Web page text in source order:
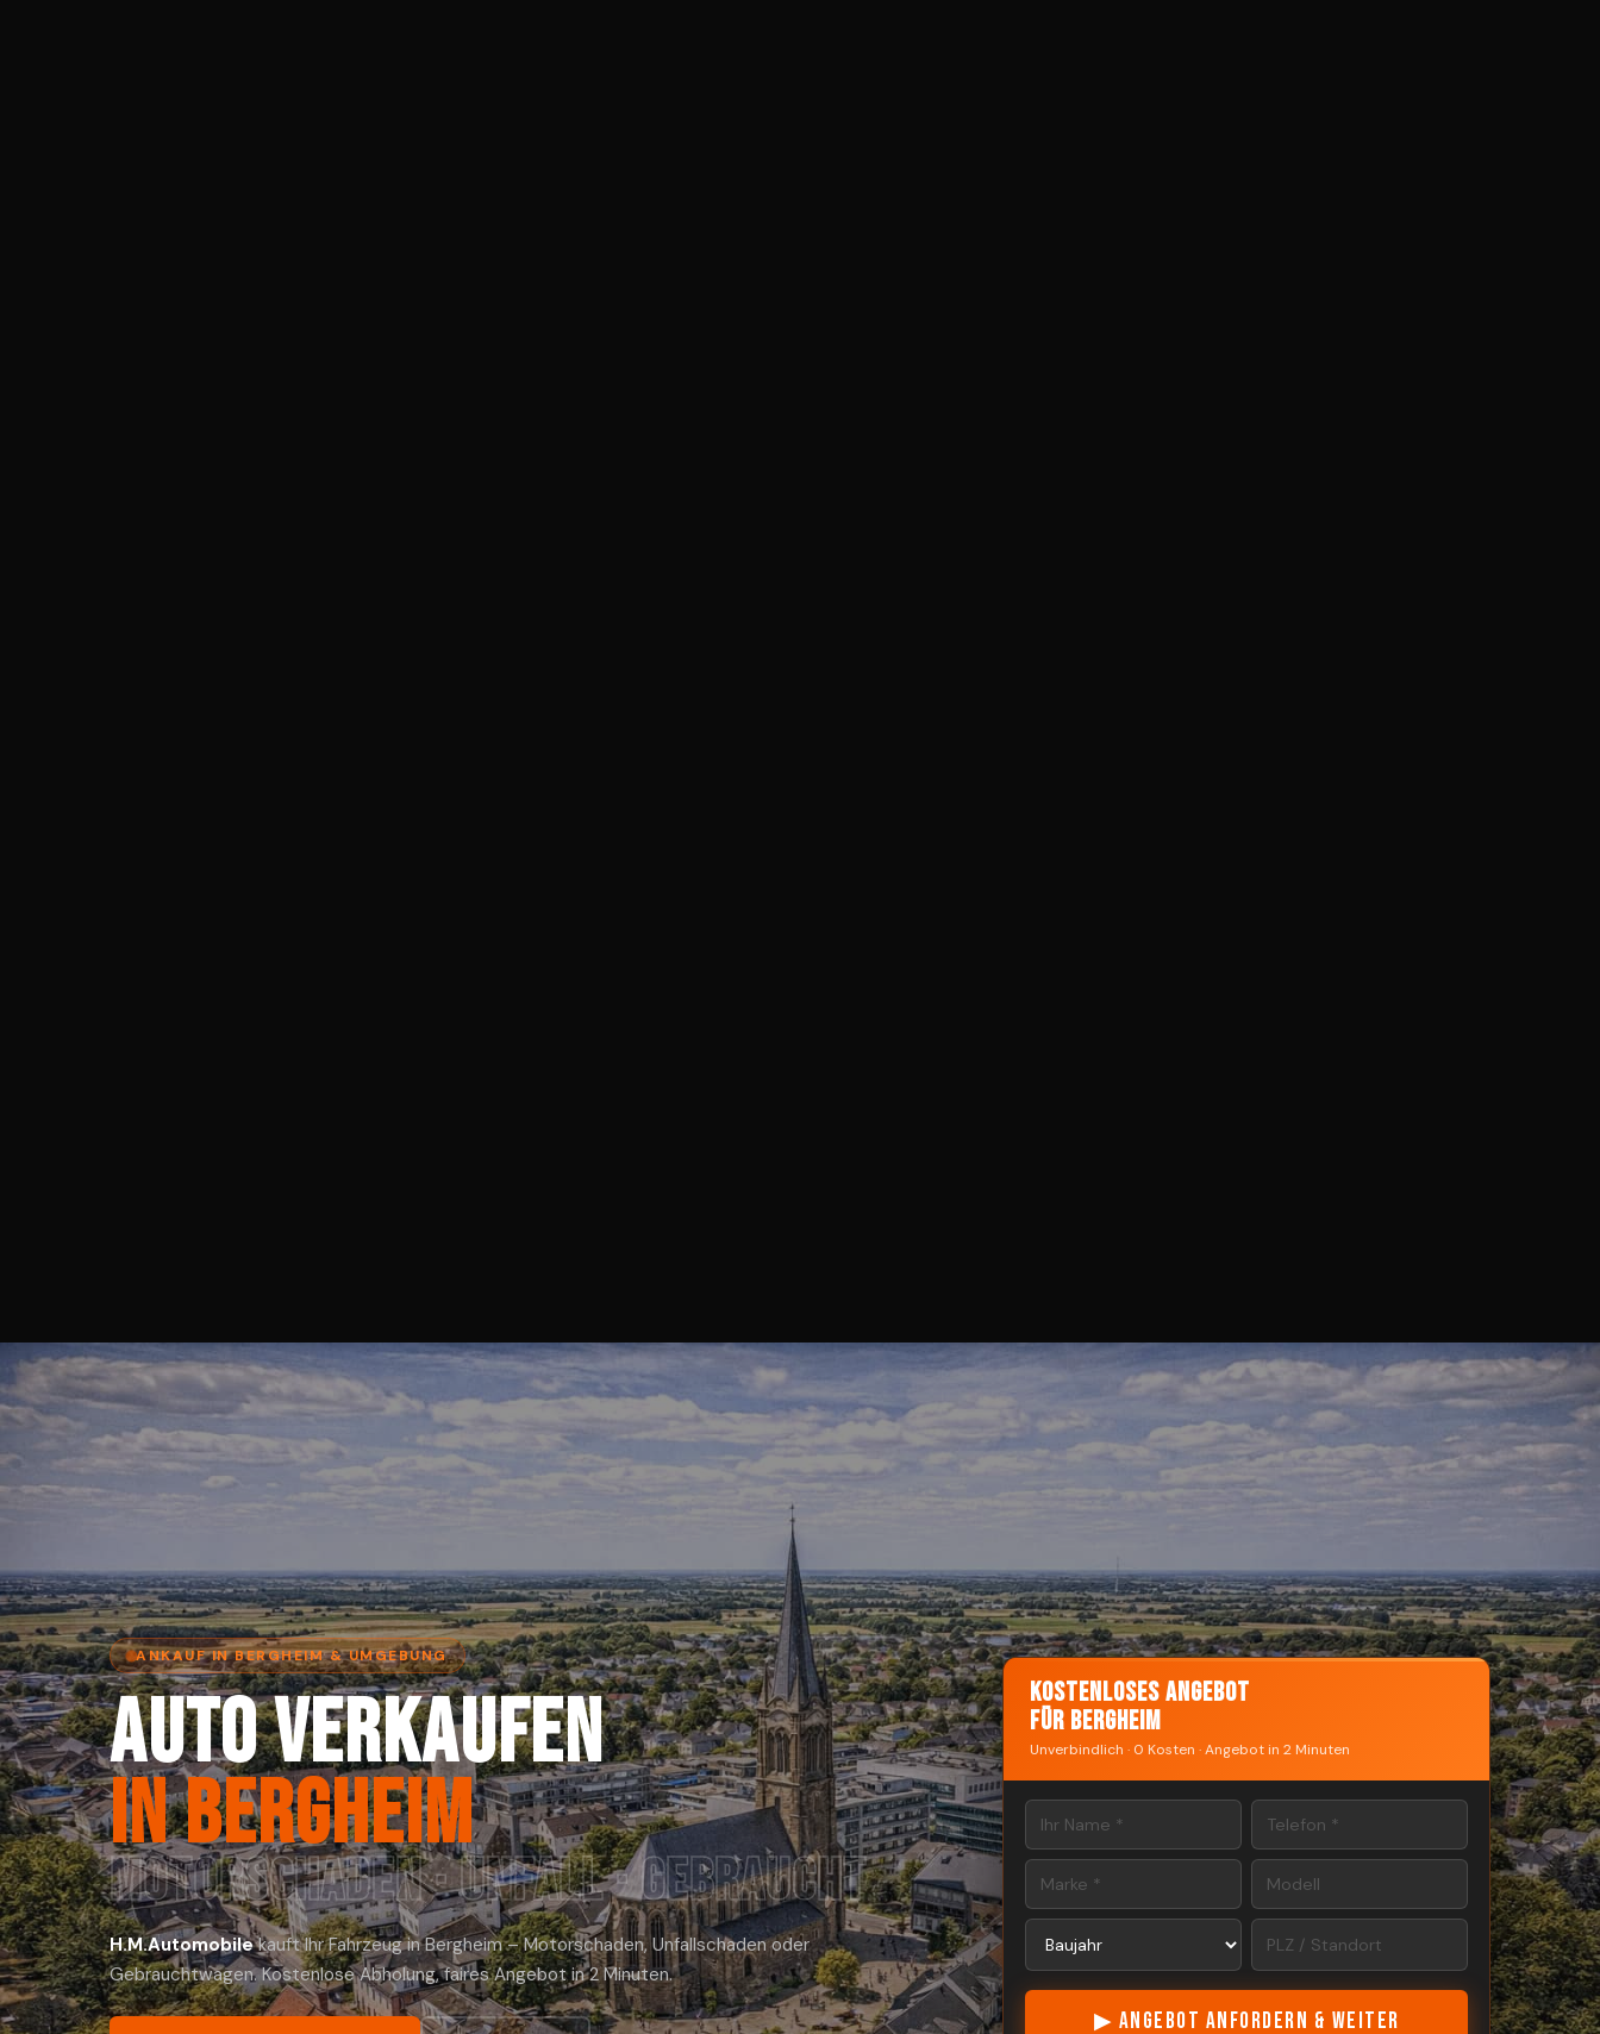
ANKAUF IN BERGHEIM & UMGEBUNG
Auto verkaufen
in Bergheim
Motorschaden · Unfall · Gebraucht
H.M.Automobilekauft Ihr Fahrzeug in Bergheim – Motorschaden, Unfallschaden oder
Gebrauchtwagen. Kostenlose Abholung, faires Angebot in 2 Minuten.
Kostenloses Angebot
für Bergheim
Unverbindlich · 0 Kosten · Angebot in 2 Minuten
▶ ANGEBOT ANFORDERN & WEITER